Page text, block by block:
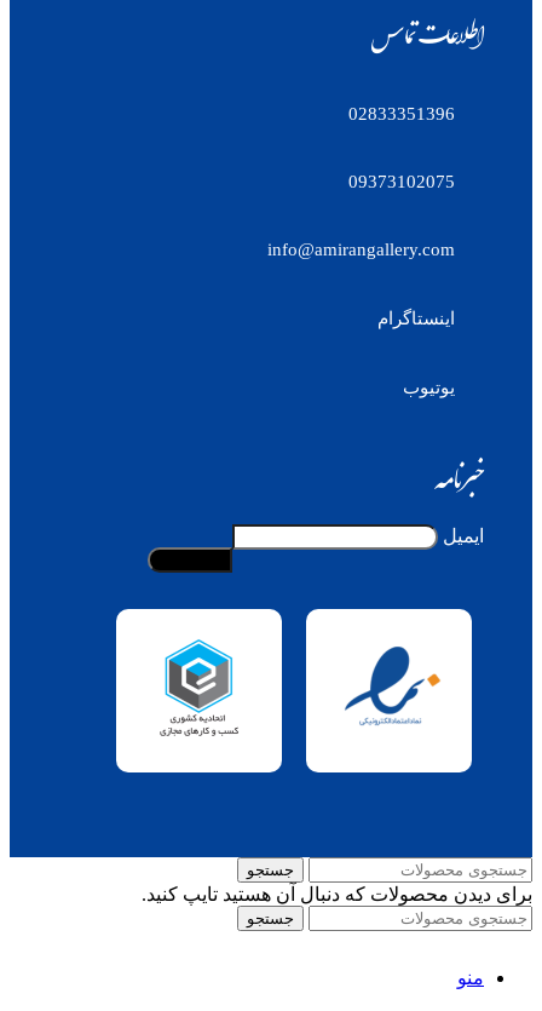
اطلاعات تماس
02833351396
09373102075
info@amirangallery.com
اینستاگرام
یوتیوب
خبرنامه
ایمیل
جستجو
برای دیدن محصولات که دنبال آن هستید تایپ کنید.
جستجو
منو